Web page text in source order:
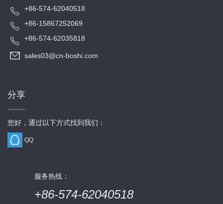
+86-574-62040518
+86-15867252069
+86-574-62035818
sales03@cn-boshi.com
分享
您好，通过以下方式找到我们：
QQ
服务热线：
+86-574-62040518